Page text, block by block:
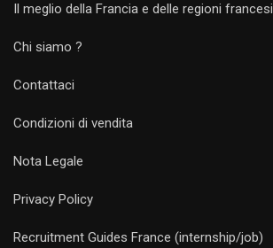
Il meglio della Francia e delle regioni francesi
Chi siamo ?
Contattaci
Condizioni di vendita
Nota Legale
Privacy Policy
Recruitment Guides France (internship/job)